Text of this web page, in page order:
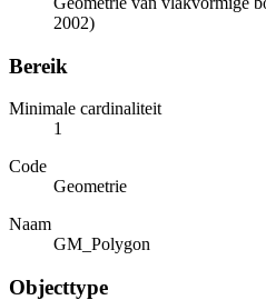
2002)
Bereik
Minimale cardinaliteit
1
Code
Geometrie
Naam
GM_Polygon
Objecttype